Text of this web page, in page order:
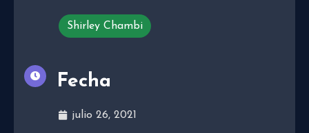
Shirley Chambi
Fecha
julio 26, 2021